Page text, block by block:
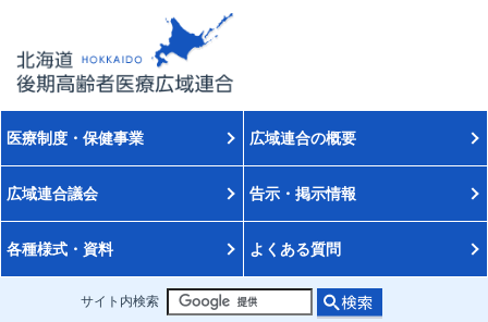
医療制度・保健事業 広域連合の概要
広域連合議会 告示・掲示情報
各種様式・資料 よくある質問
サイト内検索